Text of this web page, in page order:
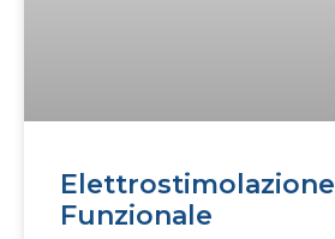
Elettrostimolazione
Funzionale